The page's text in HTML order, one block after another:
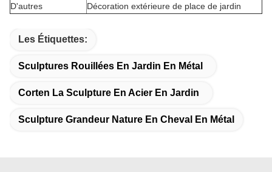
D'autres
Décoration extérieure de place de jardin
Les Étiquettes:
Sculptures Rouillées En Jardin En Métal
Corten La Sculpture En Acier En Jardin
Sculpture Grandeur Nature En Cheval En Métal